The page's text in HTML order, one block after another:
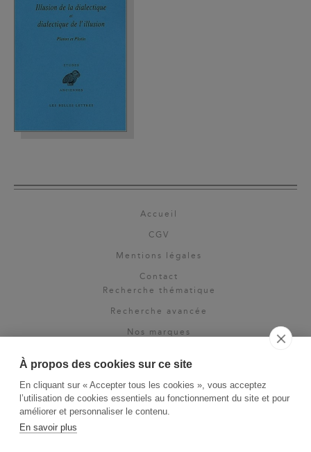
À propos des cookies sur ce site
En cliquant sur « Accepter tous les cookies », vous acceptez
l’utilisation de cookies essentiels au fonctionnement du site et pour
améliorer et personnaliser le contenu.
En savoir plus
Accueil
CGV
Mentions légales
Contact
Recherche thématique
Recherche avancée
Nos marques
Espace pro
Newsletter
La Vie des Classiques